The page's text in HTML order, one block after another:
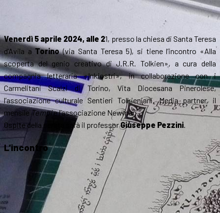
Venerdì 5 aprile 2024, alle 21, presso la chiesa di Santa Teresa
d’Avila aTorino(via Santa Teresa 5), si tiene l’incontro «Alla
scoperta del genio creativo di J.R.R. Tolkien», a cura della
compagnia letteraria «Inkiostri», in collaborazione con i
Carmelitani Scalzi di Torino, Vita Diocesana Pinerolese,
l’associazione culturale Sentieri Tolkieniani. Media partner, il
mensile Tempie l’associazione Newman.
Ospite della serata sarà il professorGiuseppe Pezzini.
L’incontro